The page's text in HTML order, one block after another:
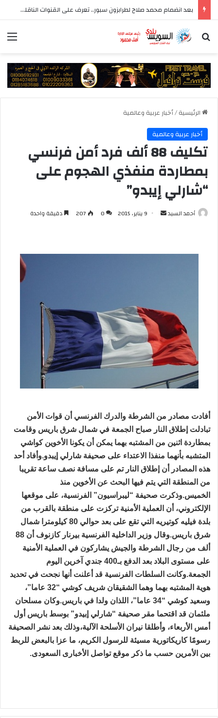
بعد انضمام محمد صلاح لطرابزون سبور.. تعرف على القنوات الناقلة للدوري التركي
بحث عن
الرئيسية/أخبار عربية وعالمية
أخبار عربية وعالمية
تكليف 88 ألف فرد أمن فرنسي
بمطاردة منفذي الهجوم على
“شارلي إيبدو”
أحمد السيد
أرسل 9 يناير، 2015 0
207 دقيقة واحدة
أفادت مصادر من الشرطة والدرك الفرنسي أن قوات الأمن
تبادلت إطلاق النار صباح الجمعة في شمال شرق باريس وقامت
بمطاردة اثنين من المشتبه بهما يمكن أن يكونا الأخوين كواشي
المتشبه بأنهما منفذا الاعتداء على صحيفة شارلي إيبدو.وأفاد أحد
هذه المصادر أن إطلاق النار تم على مسافة نصف ساعة تقريبا
من المنطقة التي يتم فيها البحث عن الأخوين منذ
الخميس.وذكرت صحيفة “ليبراسيون” الفرنسية، على موقعها
الإلكتروني، أن العملية الأمنية تركزت على منطقة بالقرب من
بلدة فيليه كوتيريه التي تقع على بعد حوالي 80 كيلومترا شمال
شرق باريس.وقال وزير الداخلية الفرنسية بيرنار كازنوف أن 88
ألف من رجال الشرطة والجيش يشاركون في العملية الأمنية
على مستوى البلاد بعد الدفع بـ400 جندي آخرين اليوم
الجمعة.وكانت السلطات الفرنسية قد أعلنت أنها نجحت في تحديد
هوية المشتبه بهما وهما الشقيقان شريف كوشي “32 عاما”،
وسعيد كوشي “34 عاما”، اللذان ولدا في باريس.وكان مسلحان
ملثمان قد اقتحما مقر صحيفة “شارلي إبيدو” بوسط باريس أول
أمس الأربعاء، وأطلقا نيران الأسلحة الآلية،وذلك بعد نشر الصحيفة
رسومًا كاريكاتورية مسيئة للرسول الكريم، ما عزا بالبعض للربط
بين الأمرين حسب ما ذكر موقع تواصل الأخبارى السعودى.